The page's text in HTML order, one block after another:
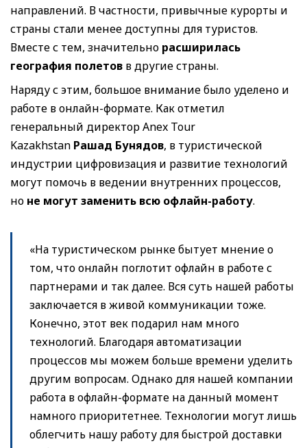
направлений. В частности, привычные курорты и
страны стали менее доступны для туристов.
Вместе с тем, значительно расширилась
география полетов в другие страны.
Наряду с этим, большое внимание было уделено и
работе в онлайн-формате. Как отметил
генеральный директор Anex Tour
Kazakhstan Рашад Бунядов, в туристической
индустрии цифровизация и развитие технологий
могут помочь в ведении внутренних процессов,
но не могут заменить всю офлайн-работу.
«На туристическом рынке бытует мнение о
том, что онлайн поглотит офлайн в работе с
партнерами и так далее. Вся суть нашей работы
заключается в живой коммуникации тоже.
Конечно, этот век подарил нам много
технологий. Благодаря автоматизации
процессов мы можем больше времени уделить
другим вопросам. Однако для нашей компании
работа в офлайн-формате на данный момент
намного приоритетнее. Технологии могут лишь
облегчить нашу работу для быстрой доставки